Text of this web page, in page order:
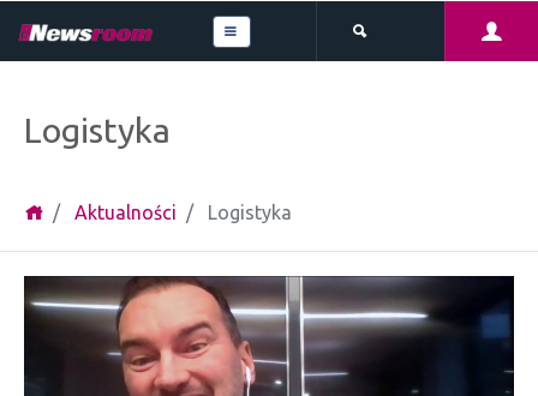
Logistyka
Aktualności Logistyka